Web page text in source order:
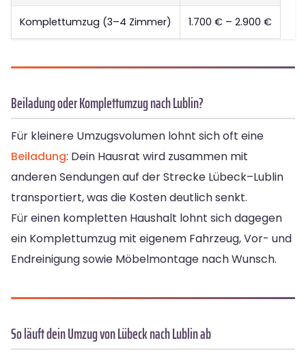
Komplettumzug (3–4 Zimmer) 1.700 € – 2.900 €
Beiladung oder Komplettumzug nach Lublin?
Für kleinere Umzugsvolumen lohnt sich oft eine
Beiladung: Dein Hausrat wird zusammen mit
anderen Sendungen auf der Strecke Lübeck–Lublin
transportiert, was die Kosten deutlich senkt.
Für einen kompletten Haushalt lohnt sich dagegen
ein Komplettumzug mit eigenem Fahrzeug, Vor- und
Endreinigung sowie Möbelmontage nach Wunsch.
So läuft dein Umzug von Lübeck nach Lublin ab